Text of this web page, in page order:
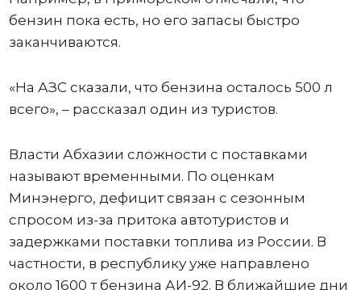
бензин пока есть, но его запасы быстро
заканчиваются.
«На АЗС сказали, что бензина осталось 500 л
всего», – рассказал один из туристов.
Власти Абхазии сложности с поставками
называют временными. По оценкам
Минэнерго, дефицит связан с сезонным
спросом из-за притока автотуристов и
задержками поставки топлива из России. В
частности, в республику уже направлено
около 1600 т бензина АИ-92. В ближайшие дни